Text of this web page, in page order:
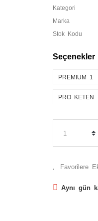
Kategori
Marka
Stok Kodu
Seçenekler
PREMIUM 1
PRO KETEN
Aynı gün